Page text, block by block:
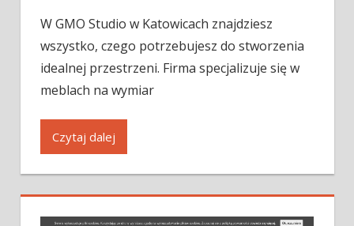
W GMO Studio w Katowicach znajdziesz
wszystko, czego potrzebujesz do stworzenia
idealnej przestrzeni. Firma specjalizuje się w
meblach na wymiar
Czytaj dalej